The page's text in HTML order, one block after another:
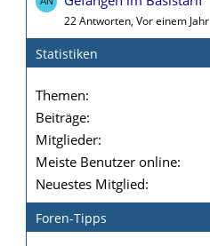
22 Antworten, Vor einem Jahr
Statistiken
Themen
Beiträge
Mitglieder
Meiste Benutzer online
Neuestes Mitglied
Foren-Tipps